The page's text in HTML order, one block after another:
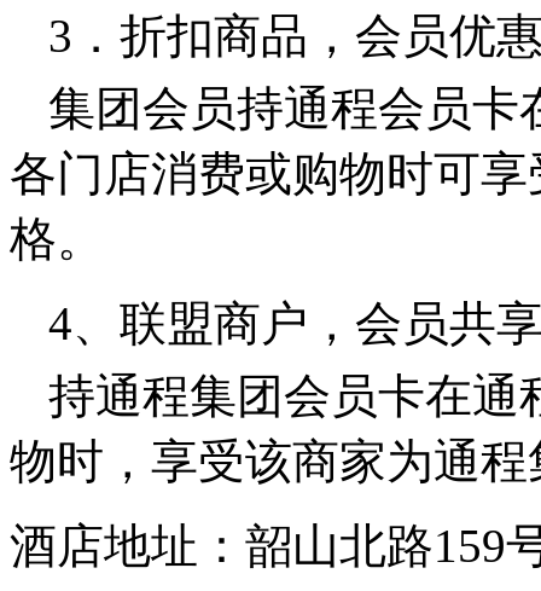
3．折扣商品，会员优
集团会员持通程会员卡
各门店消费或购物时可
格。
4、联盟商户，会员共
持通程集团会员卡在通
物时，享受该商家为通
酒店地址：韶山北路159